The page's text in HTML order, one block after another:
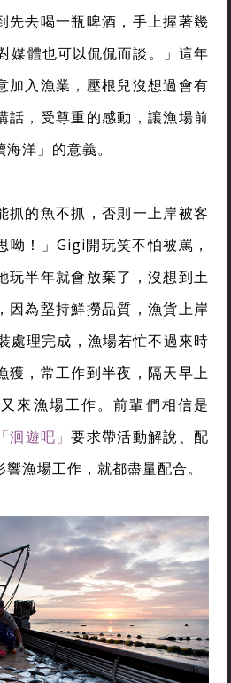
先去喝一瓶啤酒，手上握著幾
媒體也可以侃侃而談。」這年
加入漁業，壓根兒沒想過會有
話，受尊重的感動，讓漁場前
洋」的意義。
抓的魚不抓，否則一上岸被客
呦！」Gigi開玩笑不怕被罵，
玩半年就會放棄了，沒想到土
因為堅持鮮撈品質，漁貨上岸
處理完成，漁場若忙不過來時
獲，常工作到半夜，隔天早上
來漁場工作。前輩們相信是
「洄遊吧」要求帶活動解說、配
漁場工作，就都盡量配合。